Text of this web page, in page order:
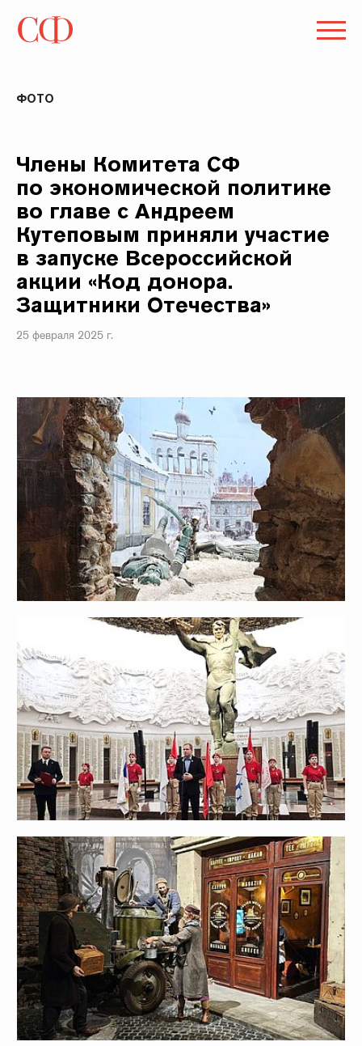
ФОТО
Члены Комитета СФ
по экономической политике
во главе с Андреем
Кутеповым приняли участие
в запуске Всероссийской
акции «Код донора.
Защитники Отечества»
25 февраля 2025 г.